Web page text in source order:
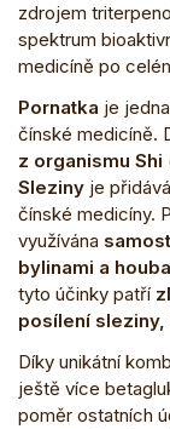
zdrojem
spektrum
medicíně po
Pornatka je
čínské medicíně.
z organismu Shi
Sleziny je
čínské medicíny.
využívána
bylinami a
tyto účinky patří
posílení sleziny,
Díky unikátní
ještě více
poměr ostatních